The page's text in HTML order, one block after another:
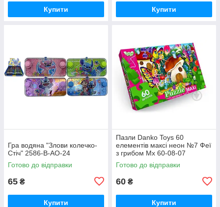
Купити Купити
Гра водяна "Злови колечко-
Стіч" 2586-В-АO-24
Готово до відправки
65 ₴
Купити
Пазли Danko Toys 60
елементів максі неон №7 Феї
з грибом Мх 60-08-07
Готово до відправки
60 ₴
Купити